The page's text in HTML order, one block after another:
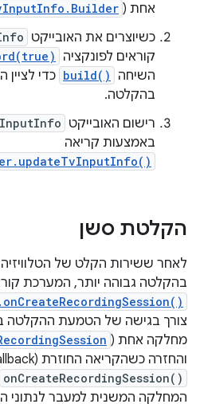
אחת (
כשיוצרים את האובייקט
קוראים לפונקציה
השיחה
build() כדי
בהקלטה.
רישום האובייקט
באמצעות קריאה
הקלטת סשן
לאחר ששירות הקלט של
בהקלטה גבוהה יותר, המערכת
צורך בגישה של הטמעת ההקלטה
מחלקה אחת (
והחזרה כשהקריאה החוזרת (callback) של
onCreateRecordingSession()
המחלקה המשנית למעבר לנתוני